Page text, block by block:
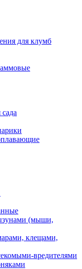
для клумб
(мыши,
клещами,
вредителями